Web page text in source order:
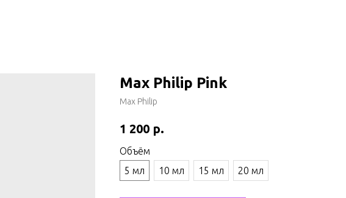
Max Philip Pink
Max Philip
1 200 р.
Объём
5 мл
10 мл 15 мл 20 мл